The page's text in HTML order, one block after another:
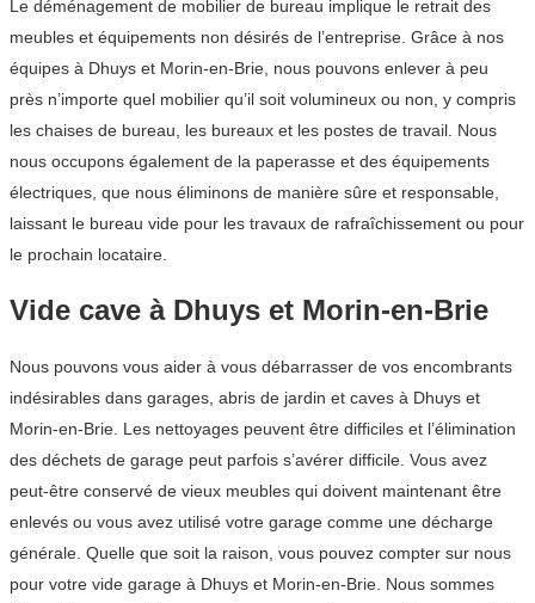
Le déménagement de mobilier de bureau implique le retrait des
meubles et équipements non désirés de l’entreprise. Grâce à nos
équipes à Dhuys et Morin-en-Brie, nous pouvons enlever à peu
près n’importe quel mobilier qu’il soit volumineux ou non, y compris
les chaises de bureau, les bureaux et les postes de travail. Nous
nous occupons également de la paperasse et des équipements
électriques, que nous éliminons de manière sûre et responsable,
laissant le bureau vide pour les travaux de rafraîchissement ou pour
le prochain locataire.
Vide cave à Dhuys et Morin-en-Brie
Nous pouvons vous aider à vous débarrasser de vos encombrants
indésirables dans garages, abris de jardin et caves à Dhuys et
Morin-en-Brie. Les nettoyages peuvent être difficiles et l’élimination
des déchets de garage peut parfois s’avérer difficile. Vous avez
peut-être conservé de vieux meubles qui doivent maintenant être
enlevés ou vous avez utilisé votre garage comme une décharge
générale. Quelle que soit la raison, vous pouvez compter sur nous
pour votre vide garage à Dhuys et Morin-en-Brie. Nous sommes